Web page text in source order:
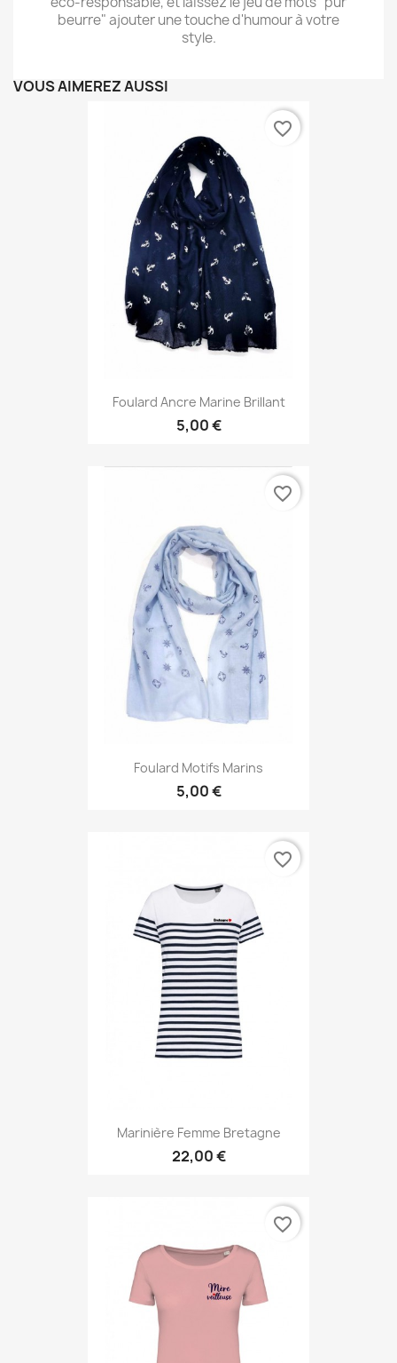
beurre" ajouter une touche d'humour à votre
style.
VOUS AIMEREZ AUSSI
Foulard Ancre Marine Brillant
5,00 €
favorite_border
Foulard Motifs Marins
5,00 €
favorite_border
Marinière Femme Bretagne
22,00 €
favorite_border
favorite_border